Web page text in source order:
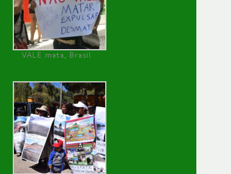
VALE mata, Brasil